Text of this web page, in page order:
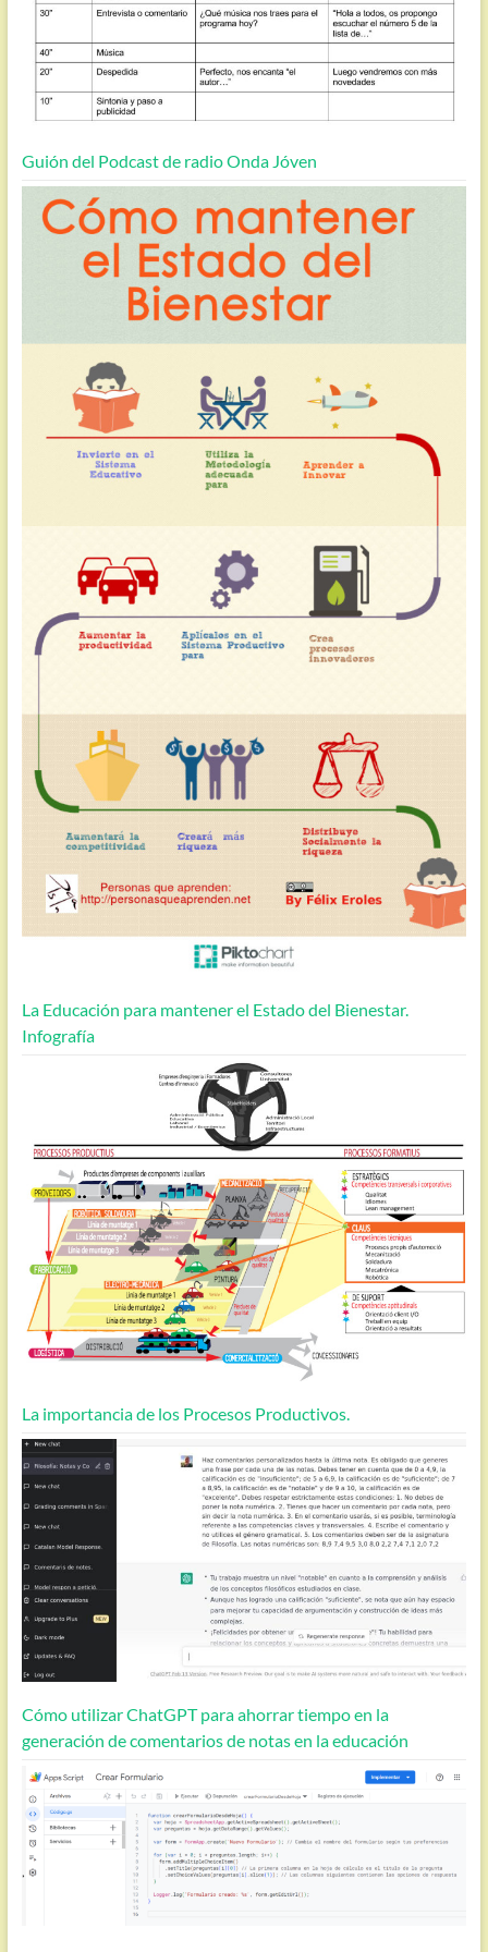
Guión del Podcast de radio Onda Jóven
La Educación para mantener el Estado del Bienestar.
Infografía
La importancia de los Procesos Productivos.
Cómo utilizar ChatGPT para ahorrar tiempo en la
generación de comentarios de notas en la educación